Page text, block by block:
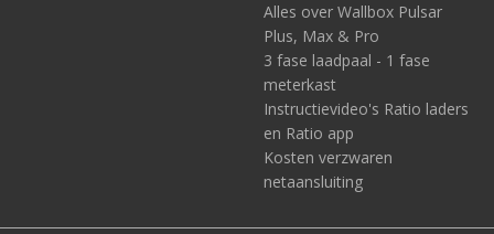
Alles over Wallbox Pulsar
Plus, Max & Pro
3 fase laadpaal - 1 fase
meterkast
Instructievideo's Ratio laders
en Ratio app
Kosten verzwaren
netaansluiting